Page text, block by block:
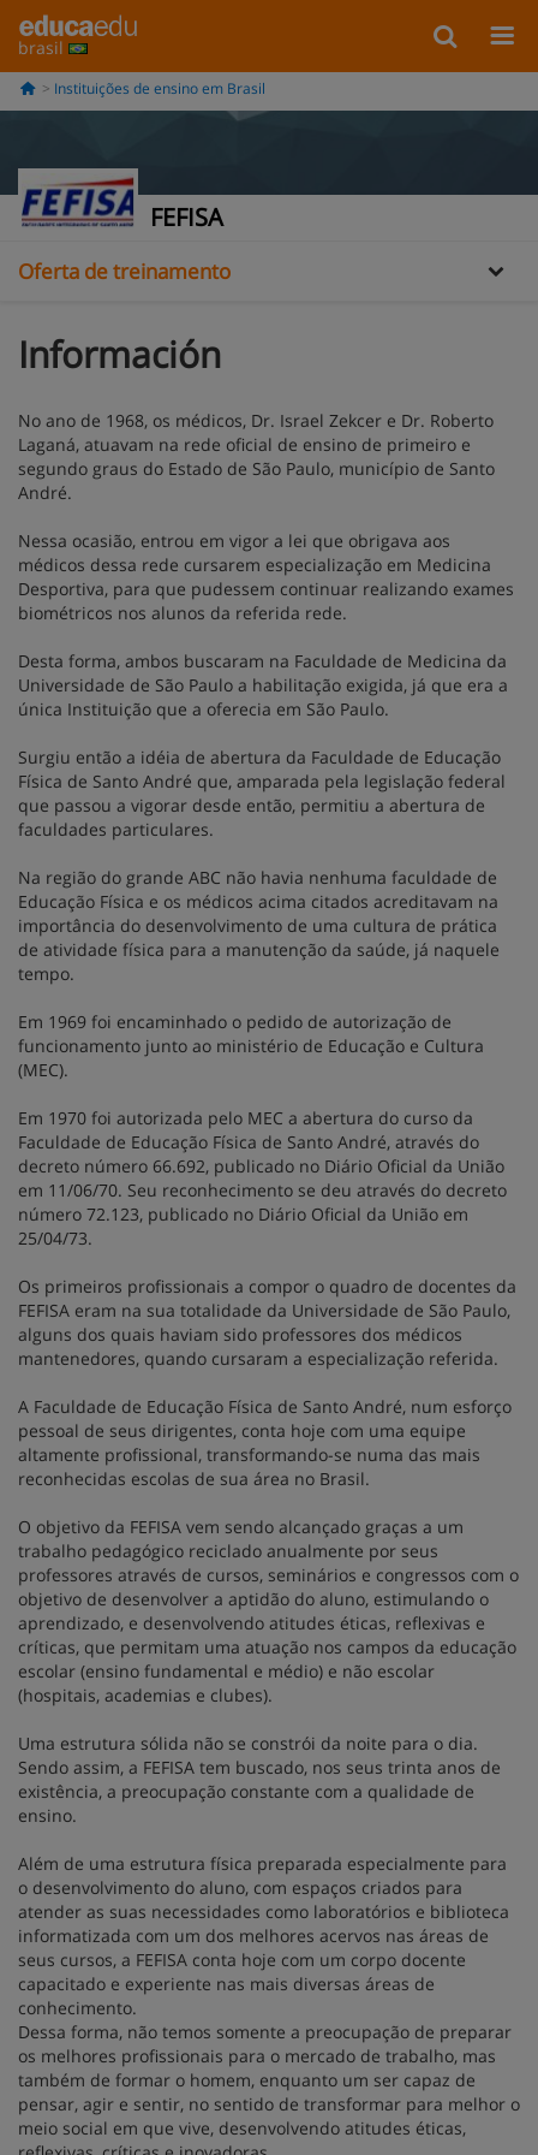
brasil
Instituições de ensino em Brasil
FEFISA
Informação
Oferta de treinamento
Información
No ano de 1968, os médicos, Dr. Israel Zekcer e Dr. Roberto
Laganá, atuavam na rede oficial de ensino de primeiro e
segundo graus do Estado de São Paulo, município de Santo
André.
Nessa ocasião, entrou em vigor a lei que obrigava aos
médicos dessa rede cursarem especialização em Medicina
Desportiva, para que pudessem continuar realizando exames
biométricos nos alunos da referida rede.
Desta forma, ambos buscaram na Faculdade de Medicina da
Universidade de São Paulo a habilitação exigida, já que era a
única Instituição que a oferecia em São Paulo.
Surgiu então a idéia de abertura da Faculdade de Educação
Física de Santo André que, amparada pela legislação federal
que passou a vigorar desde então, permitiu a abertura de
faculdades particulares.
Na região do grande ABC não havia nenhuma faculdade de
Educação Física e os médicos acima citados acreditavam na
importância do desenvolvimento de uma cultura de prática
de atividade física para a manutenção da saúde, já naquele
tempo.
Em 1969 foi encaminhado o pedido de autorização de
funcionamento junto ao ministério de Educação e Cultura
(MEC).
Em 1970 foi autorizada pelo MEC a abertura do curso da
Faculdade de Educação Física de Santo André, através do
decreto número 66.692, publicado no Diário Oficial da União
em 11/06/70. Seu reconhecimento se deu através do decreto
número 72.123, publicado no Diário Oficial da União em
25/04/73.
Os primeiros profissionais a compor o quadro de docentes da
FEFISA eram na sua totalidade da Universidade de São Paulo,
alguns dos quais haviam sido professores dos médicos
mantenedores, quando cursaram a especialização referida.
A Faculdade de Educação Física de Santo André, num esforço
pessoal de seus dirigentes, conta hoje com uma equipe
altamente profissional, transformando-se numa das mais
reconhecidas escolas de sua área no Brasil.
O objetivo da FEFISA vem sendo alcançado graças a um
trabalho pedagógico reciclado anualmente por seus
professores através de cursos, seminários e congressos com o
objetivo de desenvolver a aptidão do aluno, estimulando o
aprendizado, e desenvolvendo atitudes éticas, reflexivas e
críticas, que permitam uma atuação nos campos da educação
escolar (ensino fundamental e médio) e não escolar
(hospitais, academias e clubes).
Uma estrutura sólida não se constrói da noite para o dia.
Sendo assim, a FEFISA tem buscado, nos seus trinta anos de
existência, a preocupação constante com a qualidade de
ensino.
Além de uma estrutura física preparada especialmente para
o desenvolvimento do aluno, com espaços criados para
atender as suas necessidades como laboratórios e biblioteca
informatizada com um dos melhores acervos nas áreas de
seus cursos, a FEFISA conta hoje com um corpo docente
capacitado e experiente nas mais diversas áreas de
conhecimento.
Dessa forma, não temos somente a preocupação de preparar
os melhores profissionais para o mercado de trabalho, mas
também de formar o homem, enquanto um ser capaz de
pensar, agir e sentir, no sentido de transformar para melhor o
meio social em que vive, desenvolvendo atitudes éticas,